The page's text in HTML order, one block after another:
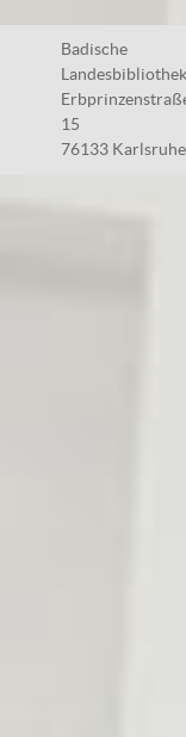
Badische
Landesbibliothek
15
76133 Karlsruhe